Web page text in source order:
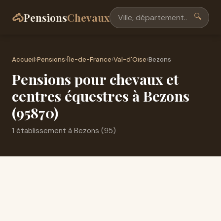
🐴PensionsChevaux 🔍
Accueil›Pensions›Île-de-France›Val-d'Oise›Bezons
Pensions pour chevaux et
centres équestres à Bezons
(95870)
1 établissement à Bezons (95)